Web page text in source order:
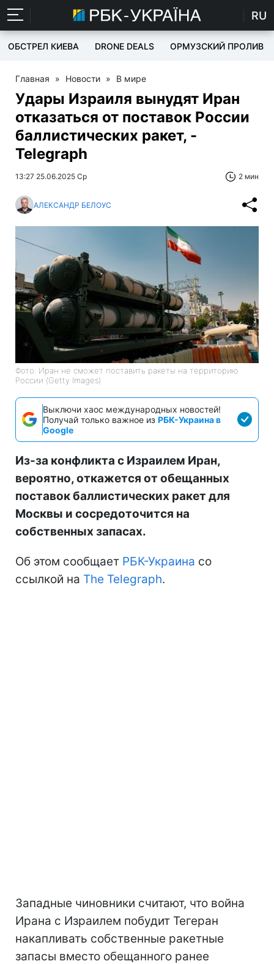
RU
ОБСТРЕЛ КИЕВА DRONE DEALS ОРМУЗСКИЙ ПРОЛИВ
Главная » Новости » В мире
Удары Израиля вынудят Иран
отказаться от поставок России
баллистических ракет, -
Telegraph
13:27 25.06.2025 Ср 2 мин
АЛЕКСАНДР БЕЛОУС
Фото: Иран не сможет поставить ракеты на территорию
России (Getty Images)
Выключи хаос международных новостей!
Получай только важное из РБК-Украина в
Google
Из-за конфликта с Израилем Иран,
вероятно, откажется от обещанных
поставок баллистических ракет для
Москвы и сосредоточится на
собственных запасах.
Об этом сообщает РБК-Украина со
ссылкой на The Telegraph.
Западные чиновники считают, что война
Ирана с Израилем побудит Тегеран
накапливать собственные ракетные
запасы вместо обещанного ранее